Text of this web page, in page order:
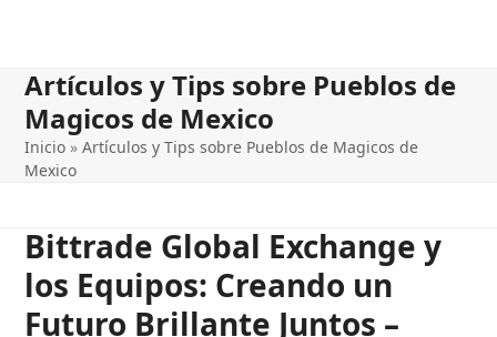
Artículos y Tips sobre Pueblos de
Magicos de Mexico
Inicio »Artículos y Tips sobre Pueblos de Magicos de
Mexico
Bittrade Global Exchange y
los Equipos: Creando un
Futuro Brillante Juntos –